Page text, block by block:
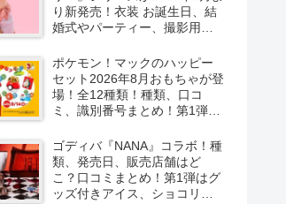
り新発売！衣装 お誕生日、結
婚式やパーティー、撮影用グ
ポケモン！マックのハッピー
セット2026年8月おもちゃが登
場！全12種類！種類、口コ
ミ、識別番号まとめ！第1弾は
ゴディバ『NANA』コラボ！種
類、発売日、販売店舗はど
こ？口コミまとめ！第1弾はグ
ッズ付きアイス、ショコリキ